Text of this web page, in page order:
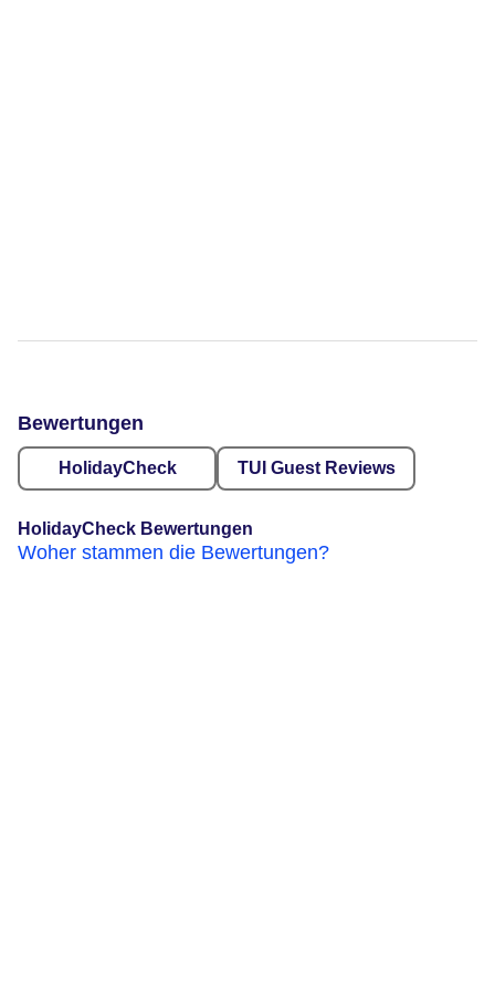
Bewertungen
HolidayCheck TUI Guest Reviews
HolidayCheck Bewertungen
Woher stammen die Bewertungen?